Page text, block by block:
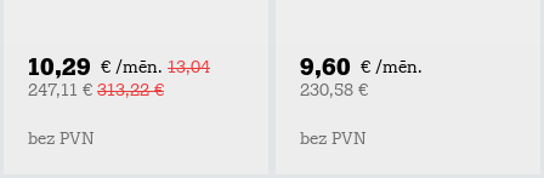
10,29 € /mēn. 13,04
247,11 € 313,22 €
bez PVN
9,60 € /mēn.
230,58 €
bez PVN